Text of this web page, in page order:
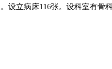
设立病床116张。设科室有骨